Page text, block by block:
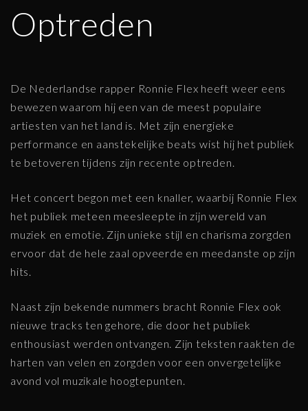
Optreden
De Nederlandse rapper Ronnie Flex heeft weer eens
bewezen waarom hij een van de meest populaire
artiesten van het land is. Met zijn energieke
performance en aanstekelijke beats wist hij het publiek
te betoveren tijdens zijn recente optreden.
Het concert begon met een knaller, waarbij Ronnie Flex
het publiek meteen meesleepte in zijn wereld van
muziek en emotie. Zijn unieke stijl en charisma zorgden
ervoor dat de hele zaal opveerde en meedanste op zijn
hits.
Naast zijn bekende nummers bracht Ronnie Flex ook
nieuwe tracks ten gehore, die door het publiek
enthousiast werden ontvangen. Zijn teksten raakten de
harten van velen en zorgden voor een onvergetelijke
avond vol muzikale hoogtepunten.